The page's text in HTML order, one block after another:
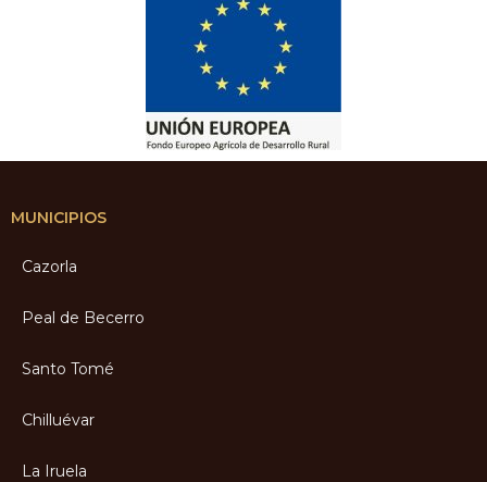
MUNICIPIOS
Cazorla
Peal de Becerro
Santo Tomé
Chilluévar
La Iruela